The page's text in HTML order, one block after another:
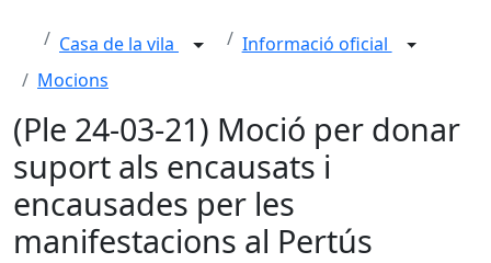
Casa de la vila
Informació oficial
Mocions
(Ple 24-03-21) Moció per donar
suport als encausats i
encausades per les
manifestacions al Pertús